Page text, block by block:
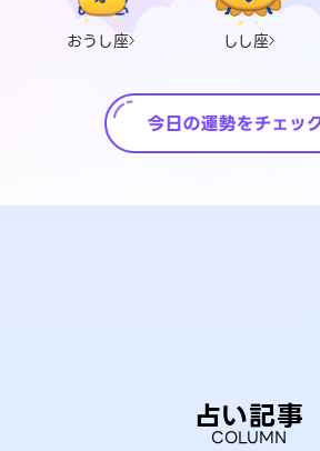
おうし座 しし座
占い記事
COLUMN